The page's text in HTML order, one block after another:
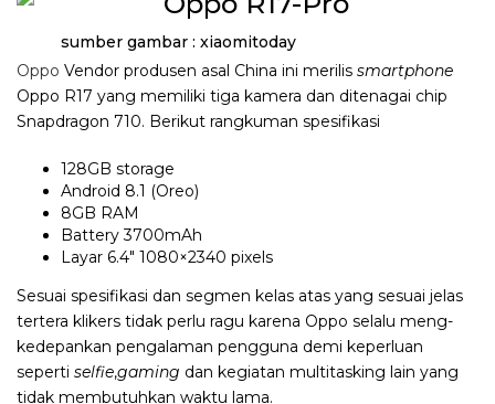
sumber gambar : xiaomitoday
Oppo Vendor produsen asal China ini merilis smartphone
Oppo R17 yang memiliki tiga kamera dan ditenagai chip
Snapdragon 710. Berikut rangkuman spesifikasi
128GB storage
Android 8.1 (Oreo)
8GB RAM
Battery 3700mAh
Layar 6.4″ 1080×2340 pixels
Sesuai spesifikasi dan segmen kelas atas yang sesuai jelas
tertera klikers tidak perlu ragu karena Oppo selalu meng-
kedepankan pengalaman pengguna demi keperluan
seperti selfie,gaming dan kegiatan multitasking lain yang
tidak membutuhkan waktu lama.